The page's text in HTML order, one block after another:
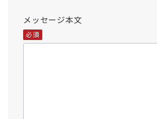
メッセージ本文
必須